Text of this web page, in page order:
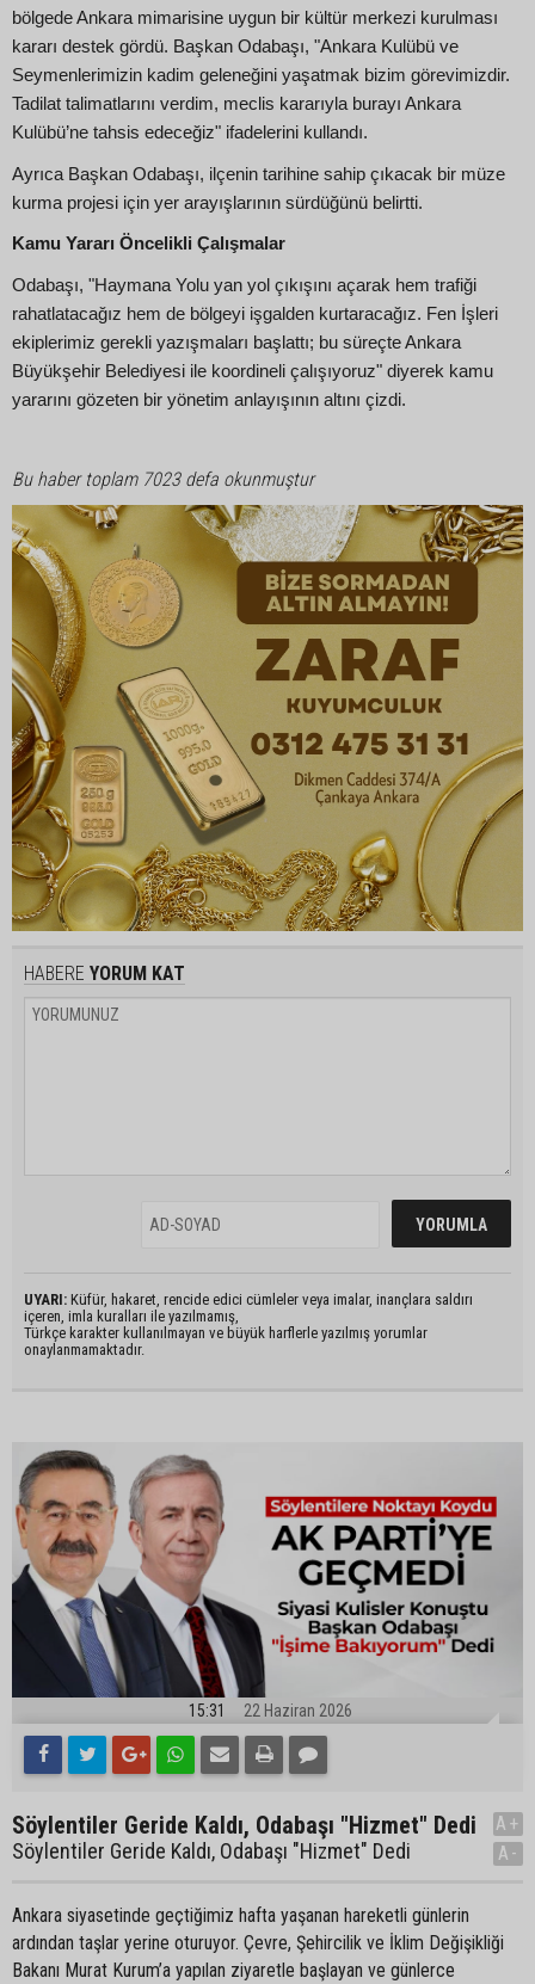
bölgede Ankara mimarisine uygun bir kültür merkezi kurulması
kararı destek gördü. Başkan Odabaşı, "Ankara Kulübü ve
Seymenlerimizin kadim geleneğini yaşatmak bizim görevimizdir.
Tadilat talimatlarını verdim, meclis kararıyla burayı Ankara
Kulübü’ne tahsis edeceğiz" ifadelerini kullandı.
Ayrıca Başkan Odabaşı, ilçenin tarihine sahip çıkacak bir müze
kurma projesi için yer arayışlarının sürdüğünü belirtti.
Kamu Yararı Öncelikli Çalışmalar
Odabaşı, "Haymana Yolu yan yol çıkışını açarak hem trafiği
rahatlatacağız hem de bölgeyi işgalden kurtaracağız. Fen İşleri
ekiplerimiz gerekli yazışmaları başlattı; bu süreçte Ankara
Büyükşehir Belediyesi ile koordineli çalışıyoruz" diyerek kamu
yararını gözeten bir yönetim anlayışının altını çizdi.
Bu haber toplam 7023 defa okunmuştur
HABERE YORUM KAT
UYARI: Küfür, hakaret, rencide edici cümleler veya imalar, inançlara saldırı
içeren, imla kuralları ile yazılmamış,
Türkçe karakter kullanılmayan ve büyük harflerle yazılmış yorumlar
onaylanmamaktadır.
15:31 22 Haziran 2026
Söylentiler Geride Kaldı, Odabaşı "Hizmet" Dedi
Söylentiler Geride Kaldı, Odabaşı "Hizmet" Dedi
A+
A-
Ankara siyasetinde geçtiğimiz hafta yaşanan hareketli günlerin
ardından taşlar yerine oturuyor. Çevre, Şehircilik ve İklim Değişikliği
Bakanı Murat Kurum’a yapılan ziyaretle başlayan ve günlerce